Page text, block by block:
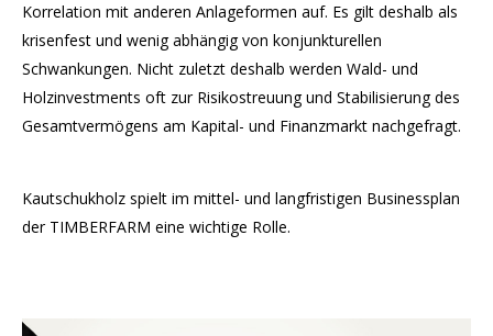
Korrelation mit anderen Anlageformen auf. Es gilt deshalb als
krisenfest und wenig abhängig von konjunkturellen
Schwankungen. Nicht zuletzt deshalb werden Wald- und
Holzinvestments oft zur Risikostreuung und Stabilisierung des
Gesamtvermögens am Kapital- und Finanzmarkt nachgefragt.
Kautschukholz spielt im mittel- und langfristigen Businessplan
der TIMBERFARM eine wichtige Rolle.